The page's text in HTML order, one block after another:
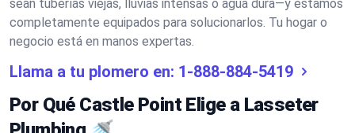
sean tuberías viejas, lluvias intensas o agua dura—y estamos
completamente equipados para solucionarlos. Tu hogar o
negocio está en manos expertas.
Llama a tu plomero en: 1-888-884-5419
Por Qué Castle Point Elige a Lasseter